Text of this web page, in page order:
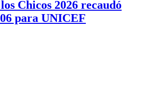
Chicos 2026 recaudó
para UNICEF